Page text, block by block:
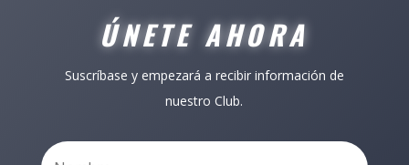
ÚNETE AHORA
Suscríbase y empezará a recibir información de
nuestro Club.